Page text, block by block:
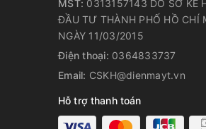
MST: 0313157143 DO SỞ KẾ
ĐẦU TƯ THÀNH PHỐ HỒ CHÍ
NGÀY 11/03/2015
Điện thoại: 0364833737
Email: CSKH@dienmayt.vn
Hỗ trợ thanh toán